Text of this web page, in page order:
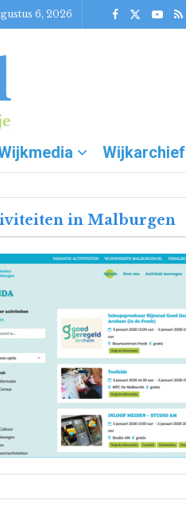
6, 2026
Wijkarchief
in Malburgen